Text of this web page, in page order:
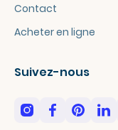
Contact
Acheter en ligne
Suivez-nous